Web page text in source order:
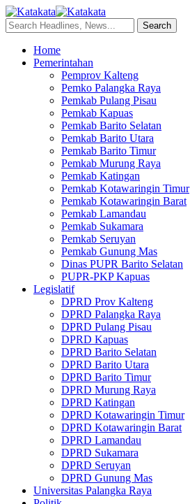
Home
Pemerintahan
Pemprov Kalteng
Pemko Palangka Raya
Pemkab Pulang Pisau
Pemkab Kapuas
Pemkab Barito Selatan
Pemkab Barito Utara
Pemkab Barito Timur
Pemkab Murung Raya
Pemkab Katingan
Pemkab Kotawaringin Timur
Pemkab Kotawaringin Barat
Pemkab Lamandau
Pemkab Sukamara
Pemkab Seruyan
Pemkab Gunung Mas
Dinas PUPR Barito Selatan
PUPR-PKP Kapuas
Legislatif
DPRD Prov Kalteng
DPRD Palangka Raya
DPRD Pulang Pisau
DPRD Kapuas
DPRD Barito Selatan
DPRD Barito Utara
DPRD Barito Timur
DPRD Murung Raya
DPRD Katingan
DPRD Kotawaringin Timur
DPRD Kotawaringin Barat
DPRD Lamandau
DPRD Sukamara
DPRD Seruyan
DPRD Gunung Mas
Universitas Palangka Raya